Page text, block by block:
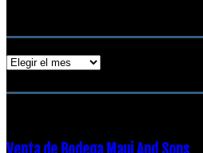
Archivos